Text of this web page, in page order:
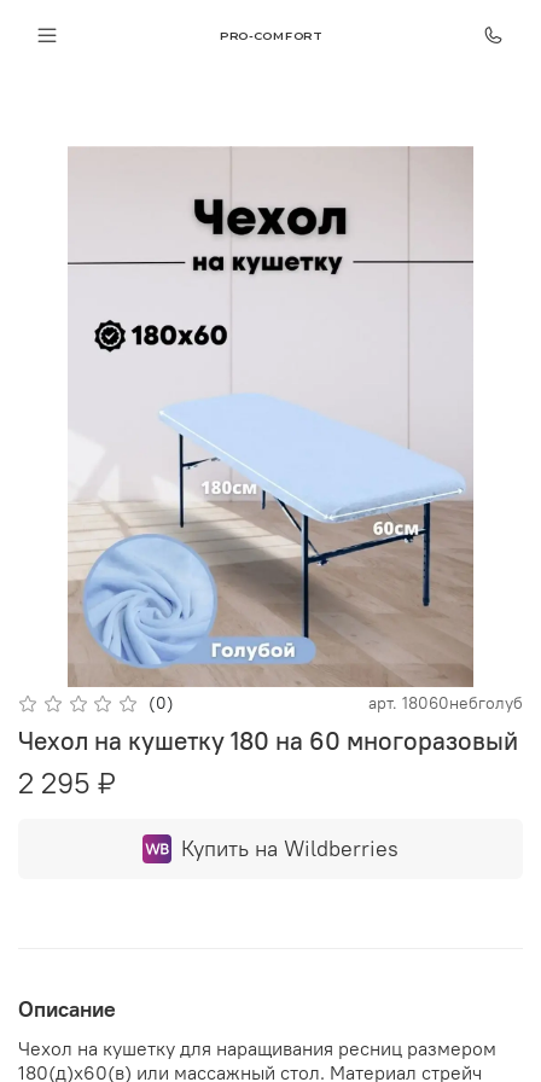
PRO-COMFORT
(0) арт. 18060небголуб
Чехол на кушетку 180 на 60 многоразовый
2 295 ₽
Купить на Wildberries
Описание
Чехол на кушетку для наращивания ресниц размером
180(д)х60(в) или массажный стол. Материал стрейч